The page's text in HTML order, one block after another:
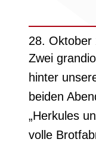
28. Oktober
Zwei
hinter
beiden
„Herkules
volle